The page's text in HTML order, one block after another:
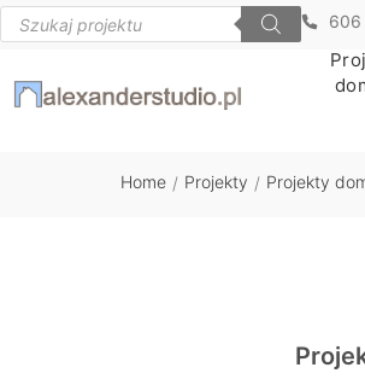
606
Home / Projekty / Projekty